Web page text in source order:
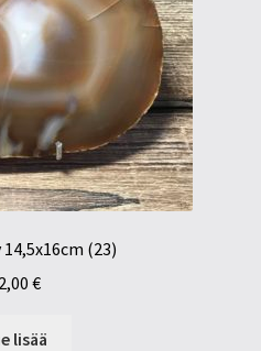
(23)
€
lisää